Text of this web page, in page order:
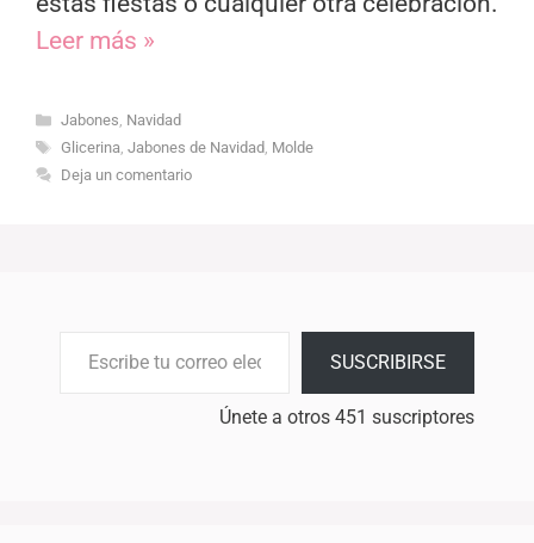
Leer más »
Categorías
Jabones, Navidad
Etiquetas
Glicerina, Jabones de Navidad, Molde
Deja un comentario
SUSCRIBIRSE
Únete a otros 451 suscriptores